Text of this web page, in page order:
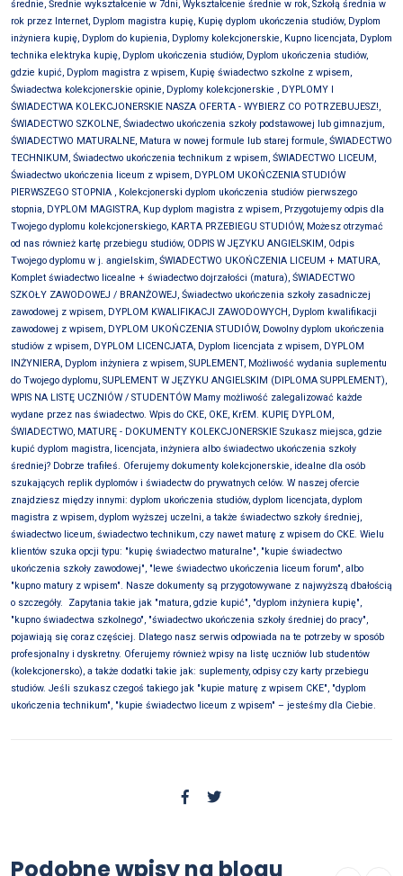
średnie, Średnie wykształcenie w 7dni, Wykształcenie średnie w rok, Szkołą średnia w
rok przez Internet, Dyplom magistra kupię, Kupię dyplom ukończenia studiów, Dyplom
inżyniera kupię, Dyplom do kupienia, Dyplomy kolekcjonerskie, Kupno licencjata, Dyplom
technika elektryka kupię, Dyplom ukończenia studiów, Dyplom ukończenia studiów,
gdzie kupić, Dyplom magistra z wpisem, Kupię świadectwo szkolne z wpisem,
Świadectwa kolekcjonerskie opinie, Dyplomy kolekcjonerskie , DYPLOMY I
ŚWIADECTWA KOLEKCJONERSKIE NASZA OFERTA - WYBIERZ CO POTRZEBUJESZ!,
ŚWIADECTWO SZKOLNE, Świadectwo ukończenia szkoły podstawowej lub gimnazjum,
ŚWIADECTWO MATURALNE, Matura w nowej formule lub starej formule, ŚWIADECTWO
TECHNIKUM, Świadectwo ukończenia technikum z wpisem, ŚWIADECTWO LICEUM,
Świadectwo ukończenia liceum z wpisem, DYPLOM UKOŃCZENIA STUDIÓW
PIERWSZEGO STOPNIA , Kolekcjonerski dyplom ukończenia studiów pierwszego
stopnia, DYPLOM MAGISTRA, Kup dyplom magistra z wpisem, Przygotujemy odpis dla
Twojego dyplomu kolekcjonerskiego, KARTA PRZEBIEGU STUDIÓW, Możesz otrzymać
od nas również kartę przebiegu studiów, ODPIS W JĘZYKU ANGIELSKIM, Odpis
Twojego dyplomu w j. angielskim, ŚWIADECTWO UKOŃCZENIA LICEUM + MATURA,
Komplet świadectwo licealne + świadectwo dojrzałości (matura), ŚWIADECTWO
SZKOŁY ZAWODOWEJ / BRANŻOWEJ, Świadectwo ukończenia szkoły zasadniczej
zawodowej z wpisem, DYPLOM KWALIFIKACJI ZAWODOWYCH, Dyplom kwalifikacji
zawodowej z wpisem, DYPLOM UKOŃCZENIA STUDIÓW, Dowolny dyplom ukończenia
studiów z wpisem, DYPLOM LICENCJATA, Dyplom licencjata z wpisem, DYPLOM
INŻYNIERA, Dyplom inżyniera z wpisem, SUPLEMENT, Możliwość wydania suplementu
do Twojego dyplomu, SUPLEMENT W JĘZYKU ANGIELSKIM (DIPLOMA SUPPLEMENT),
WPIS NA LISTĘ UCZNIÓW / STUDENTÓW Mamy możliwość zalegalizować każde
wydane przez nas świadectwo. Wpis do CKE, OKE, KrEM. KUPIĘ DYPLOM,
ŚWIADECTWO, MATURĘ - DOKUMENTY KOLEKCJONERSKIE Szukasz miejsca, gdzie
kupić dyplom magistra, licencjata, inżyniera albo świadectwo ukończenia szkoły
średniej? Dobrze trafiłeś. Oferujemy dokumenty kolekcjonerskie, idealne dla osób
szukających replik dyplomów i świadectw do prywatnych celów. W naszej ofercie
znajdziesz między innymi: dyplom ukończenia studiów, dyplom licencjata, dyplom
magistra z wpisem, dyplom wyższej uczelni, a także świadectwo szkoły średniej,
świadectwo liceum, świadectwo technikum, czy nawet maturę z wpisem do CKE. Wielu
klientów szuka opcji typu: "kupię świadectwo maturalne", "kupie świadectwo
ukończenia szkoły zawodowej", "lewe świadectwo ukończenia liceum forum", albo
"kupno matury z wpisem". Nasze dokumenty są przygotowywane z najwyższą dbałością
o szczegóły.
Zapytania takie jak "matura, gdzie kupić", "dyplom inżyniera kupię",
"kupno świadectwa szkolnego", "świadectwo ukończenia szkoły średniej do pracy",
pojawiają się coraz częściej. Dlatego nasz serwis odpowiada na te potrzeby w sposób
profesjonalny i dyskretny. Oferujemy również wpisy na listę uczniów lub studentów
(kolekcjonersko), a także dodatki takie jak: suplementy, odpisy czy karty przebiegu
studiów. Jeśli szukasz czegoś takiego jak "kupie maturę z wpisem CKE", "dyplom
ukończenia technikum", "kupie świadectwo liceum z wpisem" – jesteśmy dla Ciebie.
Podobne wpisy na blogu
OFERTA